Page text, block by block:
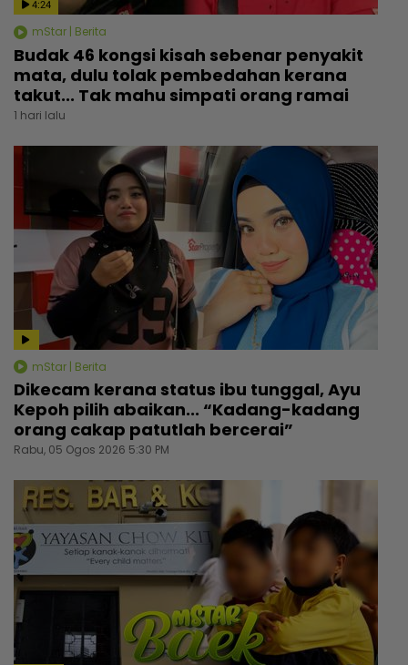
4:24
mStar | Berita
Budak 46 kongsi kisah sebenar penyakit
mata, dulu tolak pembedahan kerana
takut... Tak mahu simpati orang ramai
1 hari lalu
mStar | Berita
Dikecam kerana status ibu tunggal, Ayu
Kepoh pilih abaikan... “Kadang-kadang
orang cakap patutlah bercerai”
Rabu, 05 Ogos 2026 5:30 PM